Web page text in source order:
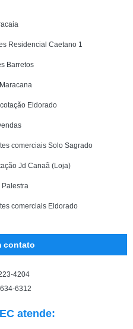
Residencial Caetano 1
Barretos
Eldorado
comerciais Solo Sagrado
Jd Canaã (Loja)
Palestra
comerciais Eldorado
contato
4204
6312
atende: